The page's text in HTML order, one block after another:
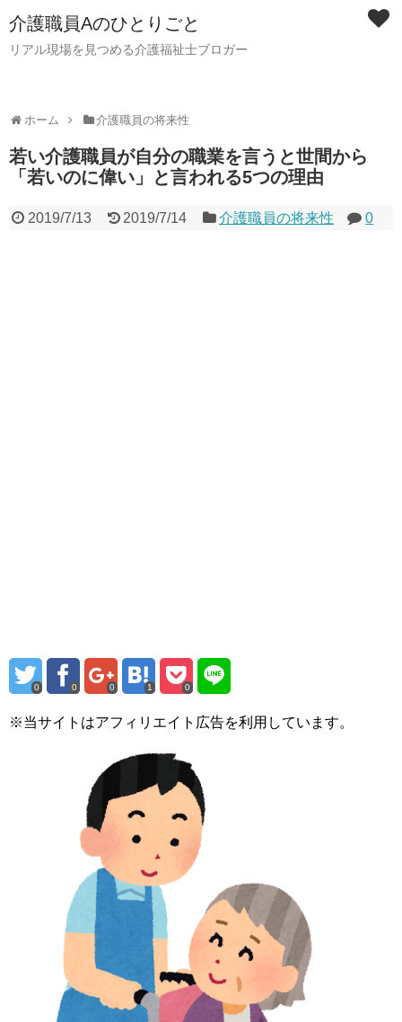
介護職員Aのひとりごと
リアル現場を見つめる介護福祉士ブロガー
ホーム 介護職員の将来性
若い介護職員が自分の職業を言うと世間から
「若いのに偉い」と言われる5つの理由
2019/7/13 2019/7/14 介護職員の将来性 0
0 0 0 1 0
※当サイトはアフィリエイト広告を利用しています。